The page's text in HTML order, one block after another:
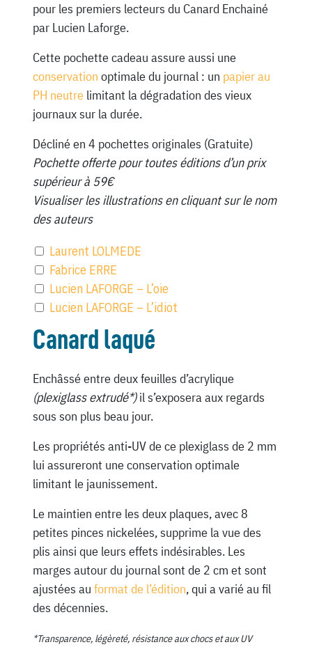
pour les premiers lecteurs du Canard Enchainé
par Lucien Laforge.
Cette pochette cadeau assure aussi une
conservation optimale du journal : un papier au
PH neutrelimitant la dégradation des vieux
journaux sur la durée.
Décliné en 4 pochettes originales (Gratuite)
Pochette offerte pour toutes éditions d’un prix
supérieur à 59€
Visualiser les illustrations en cliquant sur le nom
des auteurs
Laurent LOLMEDE
Fabrice ERRE
Lucien LAFORGE – L’oie
Lucien LAFORGE – L’idiot
Canard laqué
Enchâssé entre deux feuilles d’acrylique
(plexiglass extrudé*)il s’exposera aux regards
sous son plus beau jour.
Les propriétés anti-UV de ce plexiglass de 2 mm
lui assureront une conservation optimale
limitant le jaunissement.
Le maintien entre les deux plaques, avec 8
petites pinces nickelées, supprime la vue des
plis ainsi que leurs effets indésirables. Les
marges autour du journal sont de 2 cm et sont
ajustées au format de l’édition, qui a varié au fil
des décennies.
*Transparence, légèreté, résistance aux chocs et aux UV